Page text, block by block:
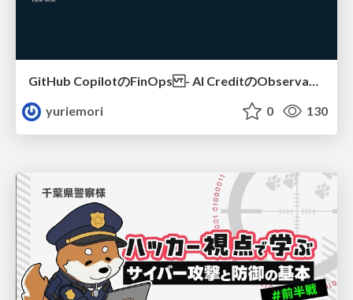
GitHub CopilotのFinOps - AI CreditのObservabilityと価値を生むためのエージェント設計
yuriemori
0 130